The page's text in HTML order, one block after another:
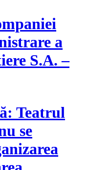
a
S.A. –
Teatrul
se